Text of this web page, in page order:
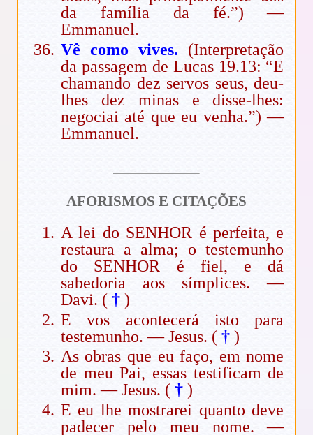
da família da fé.”) —
Emmanuel.
Vê como vives. (Interpretação
da passagem de Lucas 19.13: “E
chamando dez servos seus, deu-
lhes dez minas e disse-lhes:
negociai até que eu venha.”) —
Emmanuel.
AFORISMOS E CITAÇÕES
A lei do SENHOR é perfeita, e
restaura a alma; o testemunho
do SENHOR é fiel, e dá
sabedoria aos símplices. —
Davi. († )
E vos acontecerá isto para
testemunho. — Jesus. († )
As obras que eu faço, em nome
de meu Pai, essas testificam de
mim. — Jesus. († )
E eu lhe mostrarei quanto deve
padecer pelo meu nome. —